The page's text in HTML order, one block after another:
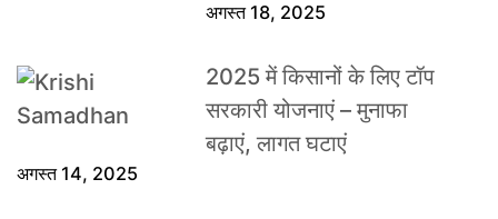
अगस्त 18, 2025
2025 में किसानों के लिए टॉप
सरकारी योजनाएं – मुनाफा
बढ़ाएं, लागत घटाएं
अगस्त 14, 2025